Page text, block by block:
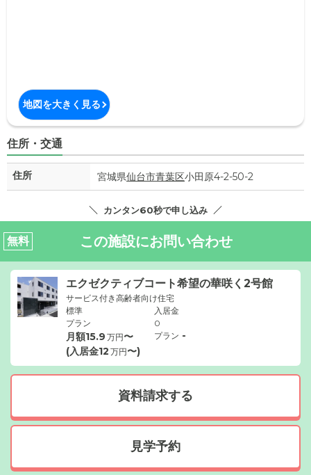
地図を大きく見る
住所・交通
住所 宮城県仙台市青葉区小田原4-2-50-2
カンタン60秒で申し込み
無料 この施設にお問い合わせ
エクゼクティブコート希望の華咲く2号館
サービス付き高齢者向け住宅
標準
プラン
月額15.9 万円〜
(入居金12 万円〜)
入居金
0
プラン -
資料請求する
見学予約